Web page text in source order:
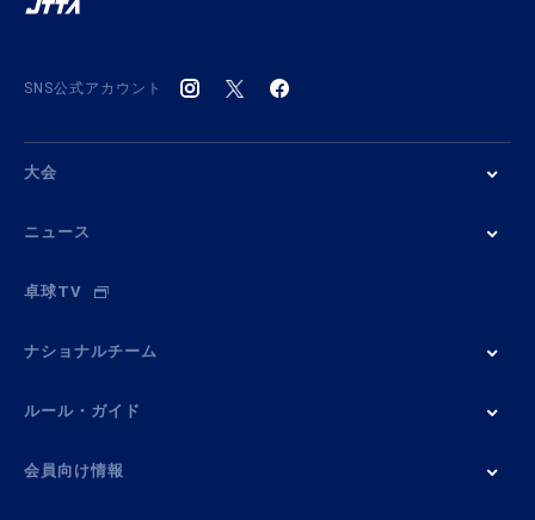
SNS公式アカウント
大会
ニュース
卓球TV
ナショナルチーム
ルール・ガイド
会員向け情報